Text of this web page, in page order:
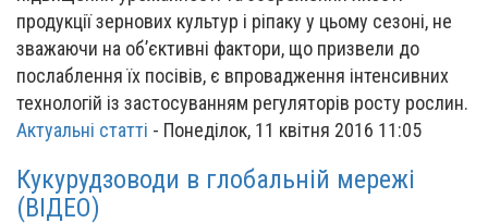
продукції зернових культур і ріпаку у цьому сезоні, не
зважаючи на об’єктивні фактори, що призвели до
послаблення їх посівів, є впровадження інтенсивних
технологій із застосуванням регуляторів росту рослин.
Актуальні статті - Понеділок, 11 квітня 2016 11:05
Кукурудзоводи в глобальній мережі
(ВІДЕО)